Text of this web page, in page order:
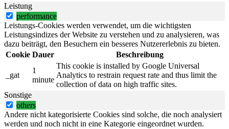
Leistung
performance
Leistungs-Cookies werden verwendet, um die wichtigsten
Leistungsindizes der Website zu verstehen und zu analysieren, was
dazu beiträgt, den Besuchern ein besseres Nutzererlebnis zu bieten.
Cookie Dauer Beschreibung
_gat
1
minute
This cookie is installed by Google Universal
Analytics to restrain request rate and thus limit the
collection of data on high traffic sites.
Sonstige
others
Andere nicht kategorisierte Cookies sind solche, die noch analysiert
werden und noch nicht in eine Kategorie eingeordnet wurden.